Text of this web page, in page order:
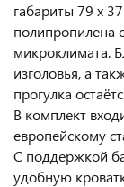
габариты 79 х
полипропилена
микроклимата.
изголовья, а
прогулка
В комплект
европейскому
С поддержкой
удобную